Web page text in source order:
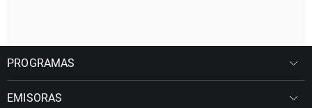
PROGRAMAS
EMISORAS